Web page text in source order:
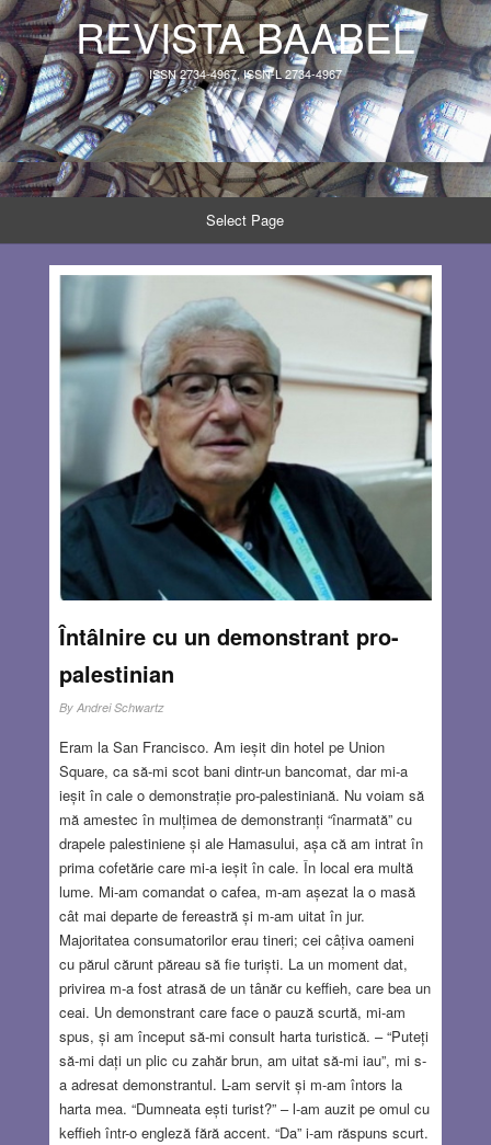
REVISTA BAABEL
ISSN 2734-4967, ISSN-L 2734-4967
Select Page
Întâlnire cu un demonstrant pro-
palestinian
By Andrei Schwartz
Eram la San Francisco. Am ieșit din hotel pe Union
Square, ca să-mi scot bani dintr-un bancomat, dar mi-a
ieșit în cale o demonstrație pro-palestiniană. Nu voiam să
mă amestec în mulțimea de demonstranți “înarmată” cu
drapele palestiniene și ale Hamasului, așa că am intrat în
prima cofetărie care mi-a ieșit în cale. În local era multă
lume. Mi-am comandat o cafea, m-am așezat la o masă
cât mai departe de fereastră și m-am uitat în jur.
Majoritatea consumatorilor erau tineri; cei câțiva oameni
cu părul cărunt păreau să fie turiști. La un moment dat,
privirea m-a fost atrasă de un tânăr cu keffieh, care bea un
ceai. Un demonstrant care face o pauză scurtă, mi-am
spus, și am început să-mi consult harta turistică. – “Puteți
să-mi dați un plic cu zahăr brun, am uitat să-mi iau”, mi s-
a adresat demonstrantul. L-am servit și m-am întors la
harta mea. “Dumneata ești turist?” – l-am auzit pe omul cu
keffieh într-o engleză fără accent. “Da” i-am răspuns scurt.